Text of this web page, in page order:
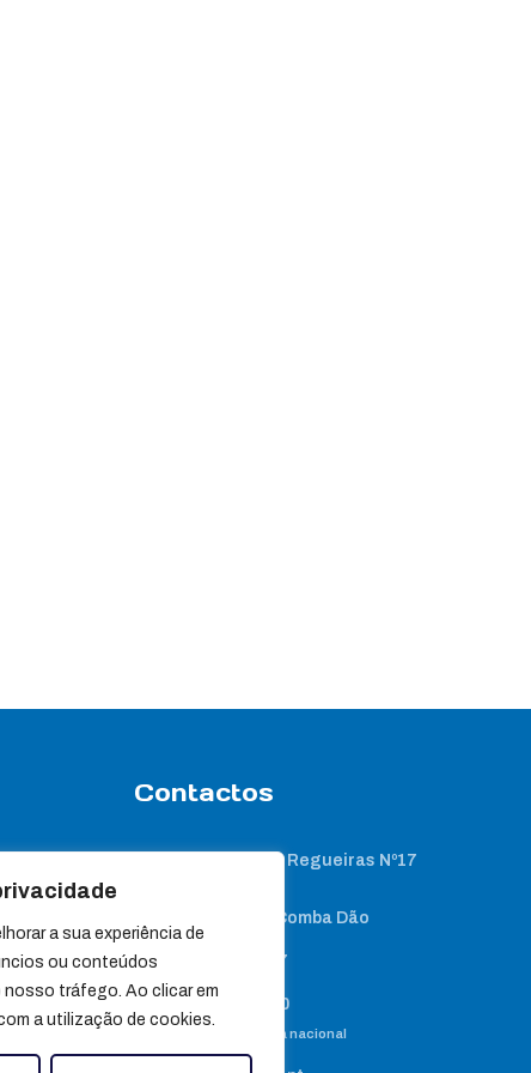
a sua experiência de
ou conteúdos
tráfego. Ao clicar em
a utilização de cookies.
Contactos
Rua Travessa das Regueiras Nº17
3440-358 Santa Comba Dão
(+351) 232 882 267
(+351) 232 888 460
Chamada para rede fixa nacional